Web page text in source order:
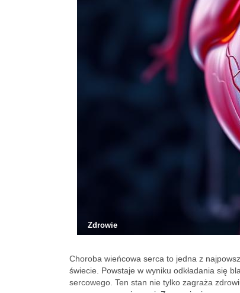
Zdrowie
Choroba wieńcowa serca to jedna z
świecie. Powstaje w wyniku odkładania się
sercowego. Ten stan nie tylko zagraża